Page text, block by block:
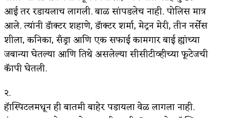
आई तर रडायलाच लागली. बाळ सांपडलेच नाही. पोलिस मात्र
आले. त्यांनी डॅाक्टर शहाणे, डॅाक्टर शर्मा, मेट्रन मेरी, तीन नर्सेस
शीला, कनिका, सॅंड्रा आणि एक सफाई कामगार बाई ह्यांच्या
जबान्या घेतल्या आणि तिथे असलेल्या सीसीटीव्हीच्या फूटेजची
कॅापी घेतली.
२.
हॅास्पिटलमधून ही बातमी बाहेर पडायला वेळ लागला नाही.